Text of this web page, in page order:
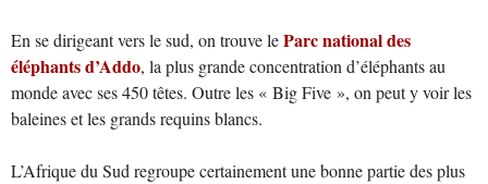
En se dirigeant vers le sud, on trouve leParc national des
éléphants d’Addo, la plus grande concentration d’éléphants au
monde avec ses 450 têtes. Outre les « Big Five », on peut y voir les
baleines et les grands requins blancs.
L’Afrique du Sud regroupe certainement une bonne partie des plus